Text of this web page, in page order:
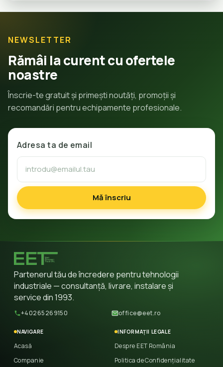
NEWSLETTER
Rămâi la curent cu ofertele
noastre
Înscrie-te gratuit și primești noutăți, promoții și
recomandări pentru echipamente profesionale.
Adresa ta de email
Mă înscriu
Partenerul tău de încredere pentru tehnologii
industriale — consultanță, livrare, instalare și
service din 1993.
+40265269150 office@eet.ro
NAVIGARE
Acasă
Companie
INFORMAȚII LEGALE
Despre EET România
Politica de Confidențialitate